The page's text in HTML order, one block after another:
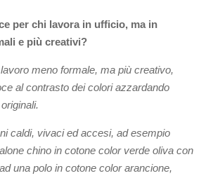
per chi lavora in ufficio, ma in
e più creativi?
meno formale, ma più creativo,
al contrasto dei colori azzardando
caldi, vivaci ed accesi, ad esempio
chino in cotone color verde oliva con
una polo in cotone color arancione,